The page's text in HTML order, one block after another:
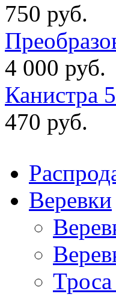
750 руб.
4 000 руб.
Канистра
470 руб.
Веревки